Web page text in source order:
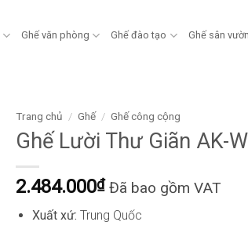
Ghế văn phòng Ghế đào tạo Ghế sân vườn
Trang chủ / Ghế / Ghế công cộng
Ghế Lười Thư Giãn AK-
2.484.000₫ Đã bao gồm VAT
Xuất xứ: Trung Quốc